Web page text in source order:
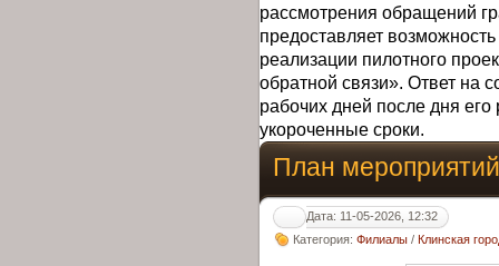
рассмотрения обращений
предоставляет
реализации пилотного
обратной связи». Ответ на
рабочих дней после дня
укороченные сроки.
План
Дата: 11-05-2026, 12:32
Категория: Филиалы / Клинская